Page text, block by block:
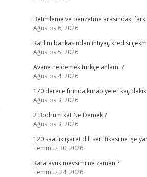
Sidebar
Betimleme ve benzetme arasındaki fark
Ağustos 6, 2026
Katılım bankasından ihtiyaç kredisi
Ağustos 5, 2026
Avane ne demek türkçe anlamı ?
Ağustos 4, 2026
170 derece fırında kurabiyeler kaç
Ağustos 3, 2026
2 Bodrum kat Ne Demek ?
Ağustos 3, 2026
120 saatlik işaret dili sertifikası ne işe
Temmuz 30, 2026
Karatavuk mevsimi ne zaman ?
Temmuz 24, 2026